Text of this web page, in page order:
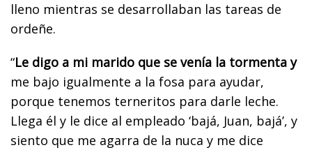
lleno mientras se desarrollaban las tareas de
ordeñe.
“Le digo a mi marido que se venía la tormenta y
me bajo igualmente a la fosa para ayudar,
porque tenemos terneritos para darle leche.
Llega él y le dice al empleado ‘bajá, Juan, bajá’, y
siento que me agarra de la nuca y me dice